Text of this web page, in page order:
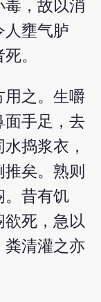
毒，故以消
人壅气胪
。
用之。生嚼
面手足，去
捣浆衣，
矣。熟则
。昔有饥
死，急以
粪清灌之亦